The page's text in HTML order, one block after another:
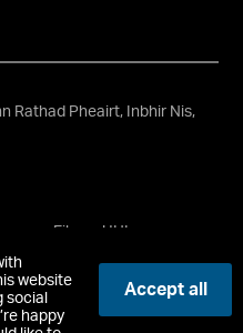
website
social
happy
Accept all
Rathad Pheairt, Inbhir Nis,
nan Eilean, UHI, na
suaicheantas bheanntan
malairt agus/no nan
aig Oilthigh na
earranta